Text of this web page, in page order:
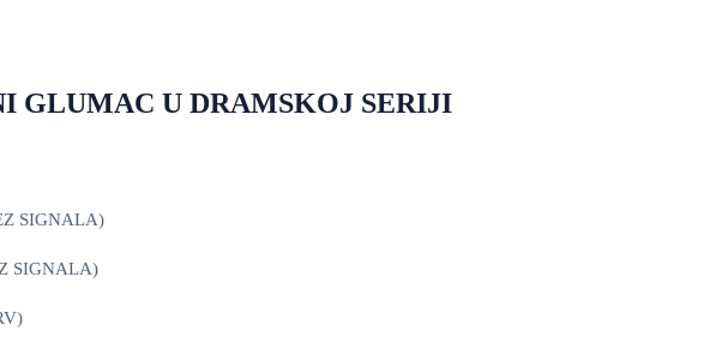
GLUMAC U DRAMSKOJ SERIJI
SIGNALA)
SIGNALA)